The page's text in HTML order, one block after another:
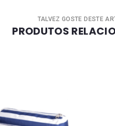
TALVEZ GOSTE DESTE
PRODUTOS